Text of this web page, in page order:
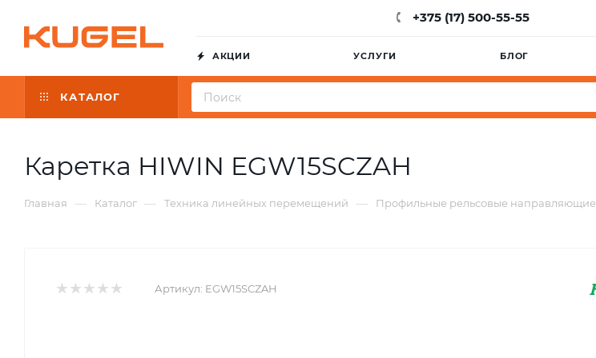
+375 (17) 500-55-55
АКЦИИ УСЛУГИ БЛОГ
КАТАЛОГ
Каретка HIWIN EGW15SCZAH
Главная — Каталог — Техника линейных перемещений — Профильные рельсовые направляющие
Артикул: EGW15SCZAH